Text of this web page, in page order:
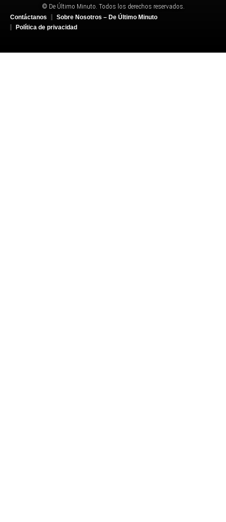
© De Último Minuto. Todos los derechos reservados.
Contáctanos
Sobre Nosotros – De Último Minuto
Política de privacidad